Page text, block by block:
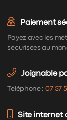
Paiement
Payez avec les
sécurisées au
Joignable
Téléphone :07 57
Site internet